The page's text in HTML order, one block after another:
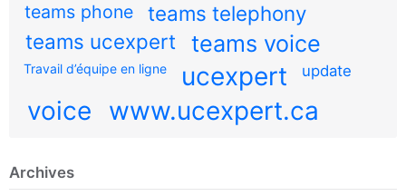
teams phone
teams telephony
teams ucexpert
teams voice
Travail d’équipe en ligne ucexpert update
voice www.ucexpert.ca
Archives